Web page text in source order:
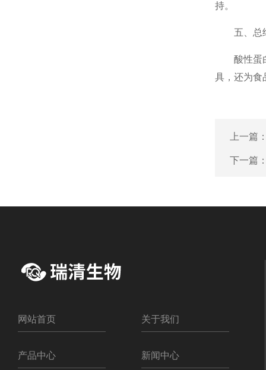
持。
五、总
酸性蛋白
具，还为食
上一篇
下一篇
网站首页 关于我们
产品中心 新闻中心